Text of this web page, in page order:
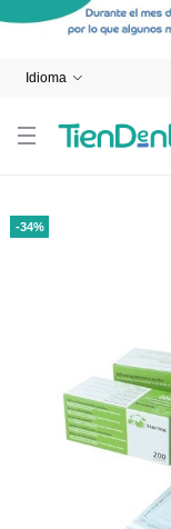
Idioma
-34%